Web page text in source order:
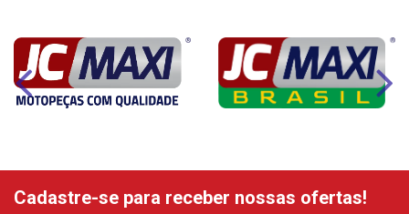
Cadastre-se para receber nossas ofertas!